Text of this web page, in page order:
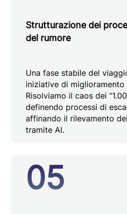
Strutturazione dei
del rumore
Una fase stabile del
iniziative di miglioramento
Risolviamo il caos dei
definendo processi di
affinando il rilevamento
tramite AI.
05